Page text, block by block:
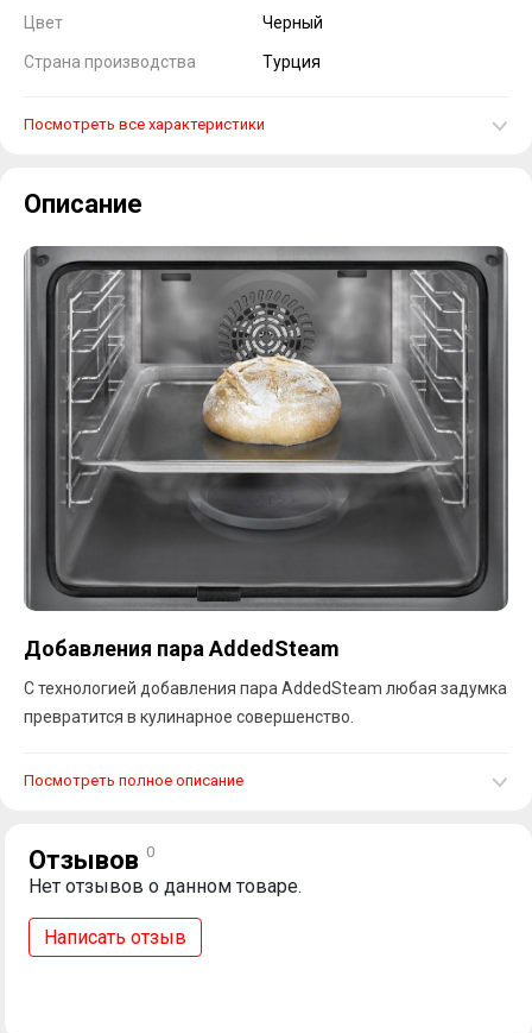
Цвет Черный
Страна производства Турция
Посмотреть все характеристики
Описание
Добавления пара AddedSteam
С технологией добавления пара AddedSteam любая задумка
превратится в кулинарное совершенство.
Посмотреть полное описание
Отзывов 0
Нет отзывов о данном товаре.
Написать отзыв